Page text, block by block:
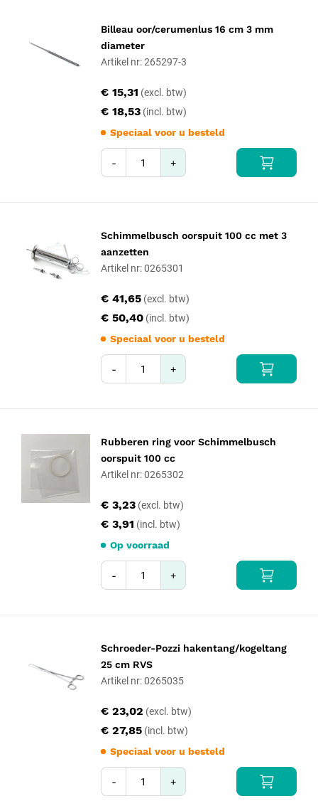
Billeau oor/cerumenlus 16 cm 3 mm
diameter
Artikel nr: 265297-3
€ 18,53
€ 15,31
Speciaal voor u besteld
- +
Schimmelbusch oorspuit 100 cc met 3
aanzetten
Artikel nr: 0265301
€ 50,40
€ 41,65
Speciaal voor u besteld
- +
Rubberen ring voor Schimmelbusch
oorspuit 100 cc
Artikel nr: 0265302
€ 3,91
€ 3,23
Op voorraad
- +
Schroeder-Pozzi hakentang/kogeltang
25 cm RVS
Artikel nr: 0265035
€ 27,85
€ 23,02
Speciaal voor u besteld
- +